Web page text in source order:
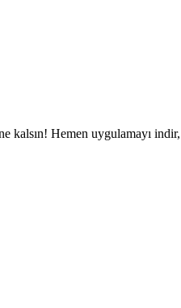
Hemen uygulamayı indir,